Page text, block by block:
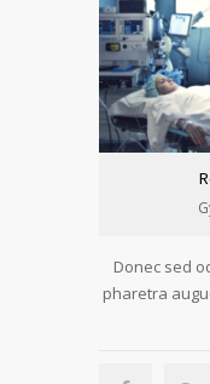
Donec sed
pharetra